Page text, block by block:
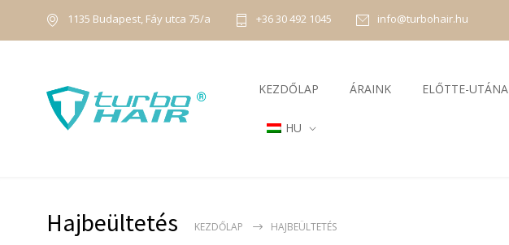
1135 Budapest, Fáy utca 75/a +36 30 492 1045 info@turbohair.hu
KEZDŐLAP ÁRAINK ELŐTTE-UTÁNA
HU
Hajbeültetés KEZDŐLAP HAJBEÜLTETÉS